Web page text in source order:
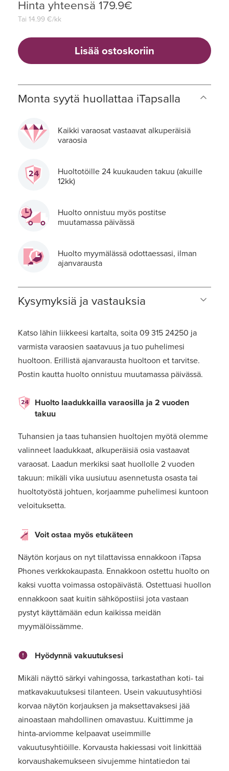
Hinta yhteensä 179.9€
Tai 14.99 €/kk
Lisää ostoskoriin
Monta syytä huollattaa iTapsalla
Kaikki varaosat vastaavat alkuperäisiä
varaosia
Huoltotöille 24 kuukauden takuu (akuille
12kk)
Huolto onnistuu myös postitse
muutamassa päivässä
Huolto myymälässä odottaessasi, ilman
ajanvarausta
Kysymyksiä ja vastauksia
Katso lähin liikkeesi kartalta, soita 09 315 24250 ja
varmista varaosien saatavuus ja tuo puhelimesi
huoltoon. Erillistä ajanvarausta huoltoon et tarvitse.
Postin kautta huolto onnistuu muutamassa päivässä.
Huolto laadukkailla varaosilla ja 2 vuoden
takuu
Tuhansien ja taas tuhansien huoltojen myötä olemme
valinneet laadukkaat, alkuperäisiä osia vastaavat
varaosat. Laadun merkiksi saat huollolle 2 vuoden
takuun: mikäli vika uusiutuu asennetusta osasta tai
huoltotyöstä johtuen, korjaamme puhelimesi kuntoon
veloituksetta.
Voit ostaa myös etukäteen
Näytön korjaus on nyt tilattavissa ennakkoon iTapsa
Phones verkkokaupasta. Ennakkoon ostettu huolto on
kaksi vuotta voimassa ostopäivästä. Ostettuasi huollon
ennakkoon saat kuitin sähköpostiisi jota vastaan
pystyt käyttämään edun kaikissa meidän
myymälöissämme.
Hyödynnä vakuutuksesi
Mikäli näyttö särkyi vahingossa, tarkastathan koti- tai
matkavakuutuksesi tilanteen. Usein vakuutusyhtiösi
korvaa näytön korjauksen ja maksettavaksesi jää
ainoastaan mahdollinen omavastuu. Kuittimme ja
hinta-arviomme kelpaavat useimmille
vakuutusyhtiöille. Korvausta hakiessasi voit linkittää
korvaushakemukseen sivujemme hintatiedon tai